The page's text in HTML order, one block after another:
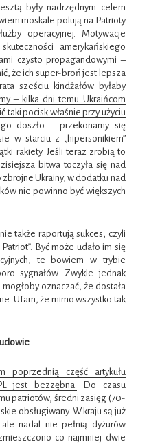
były nadrzędnym celem
moskale polują na Patrioty
operacyjnej. Motywacje
amerykańskiego
czysto propagandowymi –
że ich super-broń jest lepsza
sześciu kindżałów byłaby
– kilka dni temu Ukraińcom
taki pocisk właśnie przy użyciu
doszło – przekonamy się
w starciu z „hipersonikiem”
rakiety. Jeśli teraz zrobią to
bitwa toczyła się nad
Ukrainy, w dodatku nad
nie powinno być większych
także raportują sukces, czyli
Być może udało im się
te bowiem w trybie
sygnałów. Zwykle jednak
oznaczać, że dostała
Ufam, że mimo wszystko tak
poprzednią część artykułu
jest bezzębna.
Do czasu
patriotów, średni zasięg (70-
obsługiwany. W kraju są już
nadal nie pełnią dyżurów
co najmniej dwie